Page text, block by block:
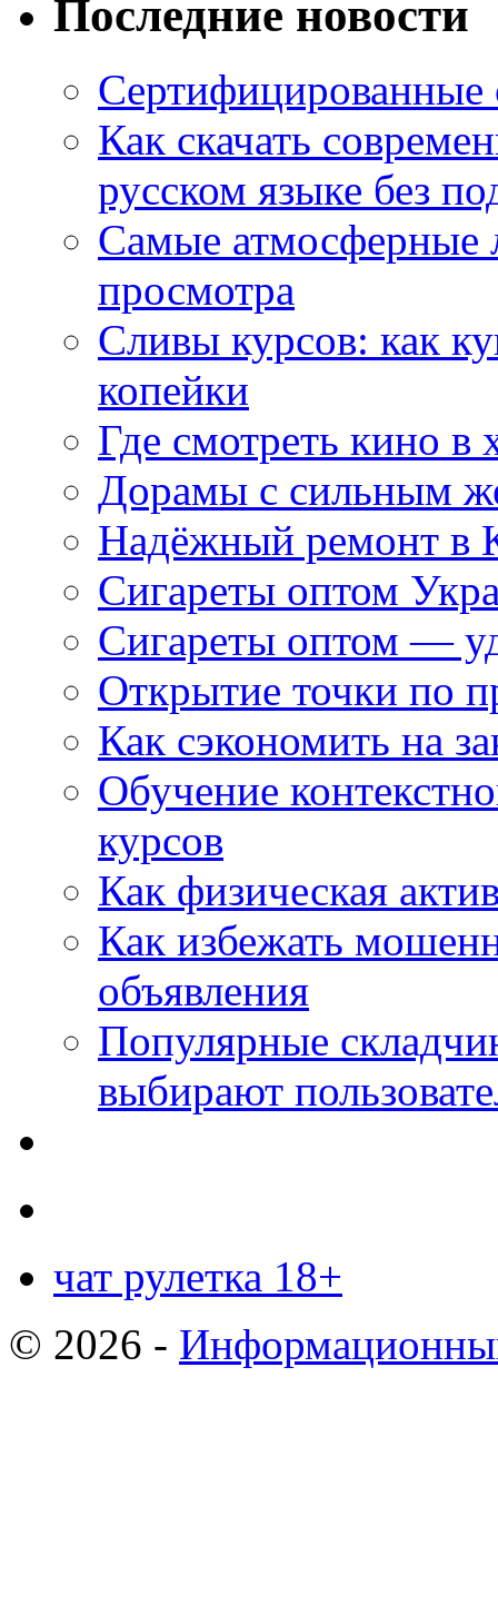
Последние новости
Как скачать
русском языке без
Самые атмосферные
просмотра
Сливы курсов: как
копейки
Где смотреть кино в
Дорамы с сильным
Надёжный ремонт в
Сигареты оптом
Сигареты оптом —
Открытие точки по
Как сэкономить на
Обучение
курсов
Как физическая
Как избежать
объявления
Популярные
выбирают
чат рулетка 18+
© 2026 -